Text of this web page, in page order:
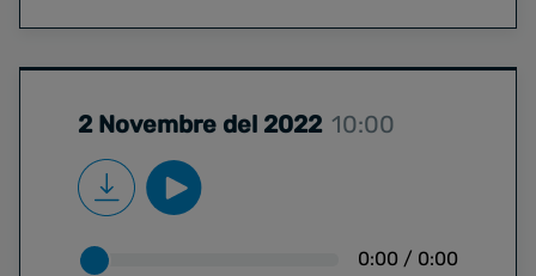
2 Novembre del 2022 10:00
0:00 / 0:00